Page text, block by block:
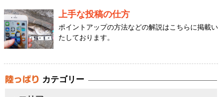
上手な投稿の仕方
ポイントアップの方法などの解説はこちらに掲載い
たしております。
カテゴリー